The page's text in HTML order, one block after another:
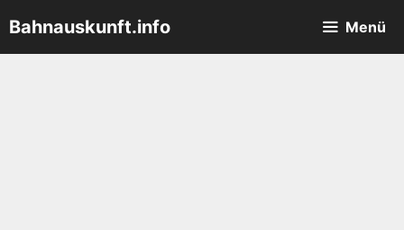
Inhalt
springen
Bahnauskunft.info Menü